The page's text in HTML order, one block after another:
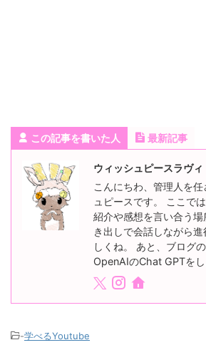
この記事を書いた人 最新記事
ウィッシュピースラヴィ
こんにちわ、管理人を
ュピースです。 ここで
紹介や感想を言い合う
き出しで会話しながら
しくね。 あと、ブログ
OpenAIのChat GPTをし
-学べるYoutube